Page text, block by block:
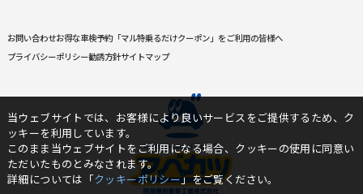
お問い合わせお得な車検予約「マル特乗るだけクーポン」をご利用の皆様へ
プライバシーポリシー勧誘方針サイトマップ
当ウェブサイトでは、お客様により良いサービスをご提供するため、ク
ッキーを利用しています。
このまま当ウェブサイトをご利用になる場合、クッキーの使用に同意い
ただいたものとみなされます。
詳細については「クッキーポリシー」をご覧ください。